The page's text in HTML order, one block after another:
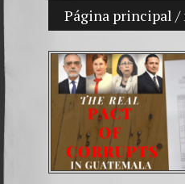
Página principal /
Mi hijo Vladimir